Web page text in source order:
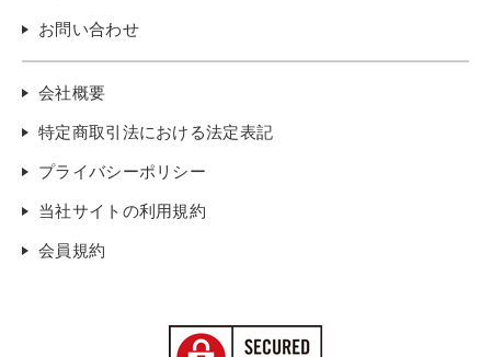
お問い合わせ
会社概要
特定商取引法における法定表記
プライバシーポリシー
当社サイトの利用規約
会員規約